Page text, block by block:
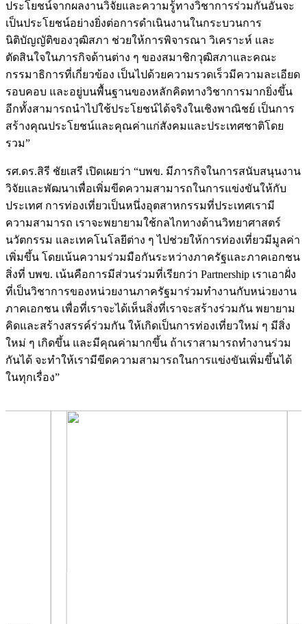
ประโยชน์จากผลงานวิจัยและความรู้ทางวิชาการร่วมกันอันจะ
เป็นประโยชน์อย่างยิ่งต่อการดำเนินงานในกระบวนการ
นิติบัญญัติของวุฒิสภา ช่วยให้การพิจารณา วิเคราะห์ และ
ตัดสินใจในภารกิจด้านต่าง ๆ ของสมาชิกวุฒิสภาและคณะ
กรรมาธิการที่เกี่ยวข้อง เป็นไปด้วยความรวดเร็วมีความละเอียด
รอบคอบ และอยู่บนพื้นฐานของหลักคิดทางวิชาการมากยิ่งขึ้น
อีกทั้งสามารถนำไปใช้ประโยชน์ได้จริงในเชิงพาณิชย์ เป็นการ
สร้างคุณประโยชน์และคุณค่าแก่สังคมและประเทศชาติโดย
รวม”
รศ.ดร.สิรี ชัยเสรี เปิดเผยว่า “บพข. มีภารกิจในการสนับสนุนงาน
วิจัยและพัฒนาเพื่อเพิ่มขีดความสามารถในการแข่งขันให้กับ
ประเทศ การท่องเที่ยวเป็นหนึ่งอุตสาหกรรมที่ประเทศเรามี
ความสามารถ เราจะพยายามใช้กลไกทางด้านวิทยาศาสตร์
นวัตกรรม และเทคโนโลยีต่าง ๆ ไปช่วยให้การท่องเที่ยวมีมูลค่า
เพิ่มขึ้น โดยเน้นความร่วมมือกันระหว่างภาครัฐและภาคเอกชน
สิ่งที่ บพข. เน้นคือการมีส่วนร่วมที่เรียกว่า Partnership เราเอาฝั่ง
ที่เป็นวิชาการของหน่วยงานภาครัฐมาร่วมทำงานกับหน่วยงาน
ภาคเอกชน เพื่อที่เราจะได้เห็นสิ่งที่เราจะสร้างร่วมกัน พยายาม
คิดและสร้างสรรค์ร่วมกัน ให้เกิดเป็นการท่องเที่ยวใหม่ ๆ มีสิ่ง
ใหม่ ๆ เกิดขึ้น และมีคุณค่ามากขึ้น ถ้าเราสามารถทำงานร่วม
กันได้ จะทำให้เรามีขีดความสามารถในการแข่งขันเพิ่มขึ้นได้
ในทุกเรื่อง”